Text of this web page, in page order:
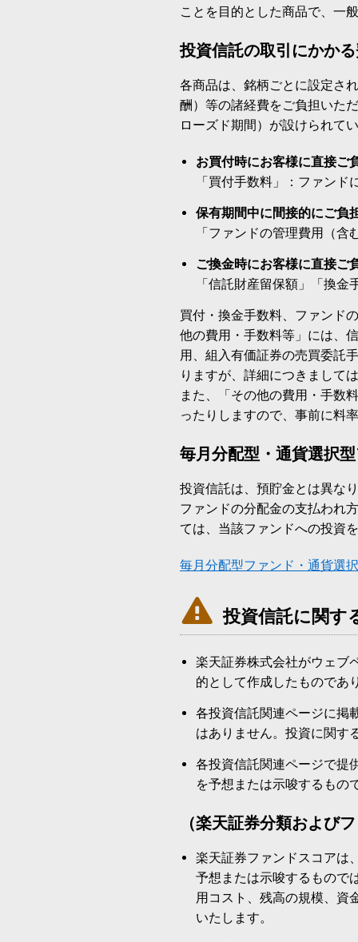
ことを目的とした商品で、一
投資信託の取引にかか
各商品は、銘柄ごとに設定さ
酬）等の諸経費をご負担いた
ローズド期間）が設けられて
お買付時にお客様に直接ご
「買付手数料」：ファンド
保有期間中に間接的にご負
「ファンドの管理費用（
ご換金時にお客様に直接ご
「信託財産留保額」「換
買付・換金手数料、ファンド
他の費用・手数料等」には、
用、組入有価証券の売買委託
りますが、詳細につきまして
また、「その他の費用・手数
ったりしますので、事前に料
毎月分配型・通貨選択
投資信託は、預貯金とは異な
ファンドの分配金の支払われ
ては、当該ファンドへの投資
毎月分配型ファンド・通貨選
 投資信託に関す
楽天証券株式会社がウェブ
的として作成したものであ
各投資信託関連ページに掲
はありません。投資に関す
各投資信託関連ページで提
を予想または示唆するもの
（楽天証券分類および
楽天証券ファンドスコアは
予想または示唆するもので
用コスト、残高の規模、資
いたします。